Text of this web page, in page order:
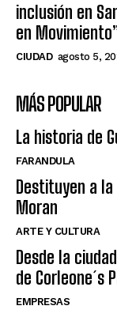
inclusión en
en
CIUDAD agosto 5,
MÁS POPULAR
La historia de
FARANDULA
Destituyen a la
Moran
ARTE Y CULTURA
Desde la
de Corleone´s
EMPRESAS